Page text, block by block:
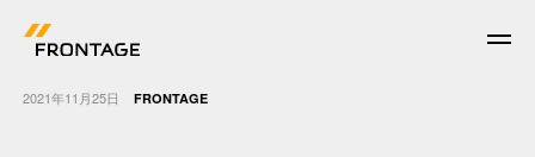
2021年11月25日 FRONTAGE